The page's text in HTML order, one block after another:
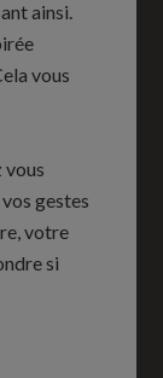
ainsi.
vous
vous
gestes
votre
si